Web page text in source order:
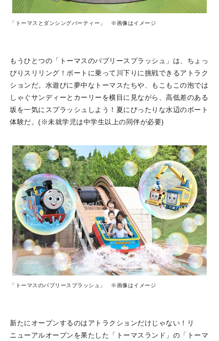
「トーマスとダンシングパーティー」 ※画像はイメージ
もうひとつの「トーマスのバブリースプラッシュ」は、ちょっ
ぴりスリリング！ボートに乗って川下りに挑戦できるアトラク
ションだ。水遊びに夢中なトーマスたちや、もこもこの泡では
しゃぐサンディーとカーリーを横目に見ながら、高低差のある
坂を一気にスプラッシュしよう！夏にぴったりな水辺のボート
体験だ。(※未就学児は中学生以上の同伴が必要)
「トーマスのバブリースプラッシュ」 ※画像はイメージ
新たにオープンするのはアトラクションだけじゃない！リ
ニューアルオープンを果たした「トーマスランド」の「トーマ